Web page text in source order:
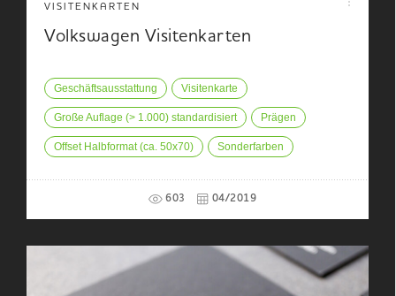
VISITENKARTEN
Volkswagen Visitenkarten
Geschäftsausstattung Visitenkarte
Große Auflage (> 1.000) standardisiert Prägen
Offset Halbformat (ca. 50x70) Sonderfarben
603 04/2019